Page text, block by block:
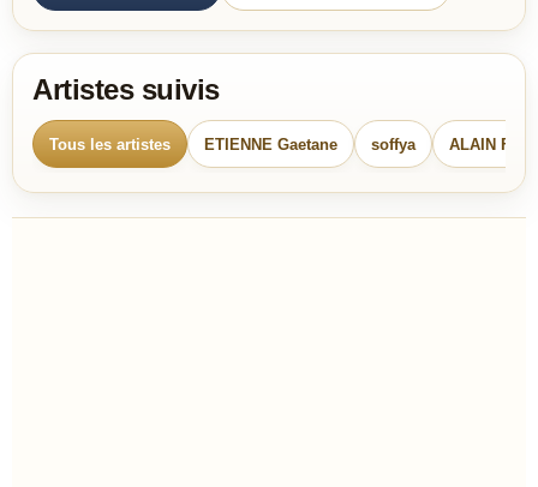
Artistes suivis
Tous les artistes ETIENNE Gaetane soffya ALAIN